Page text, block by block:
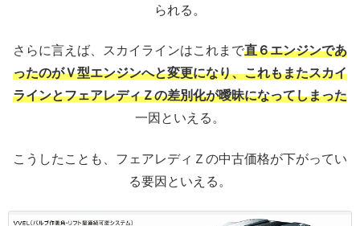
られる。
さらに言えば、スカイラインはこれまで直６エンジンであ
ったのがＶ型エンジンへと変更になり、これもまたスカイ
ラインとフェアレディＺの差別化が曖昧になってしまった
一因といえる。
こうしたことも、フェアレディＺの中古価格が下がってい
る要因といえる。